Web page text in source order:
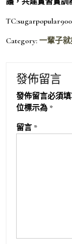
TC:sugarpopular900
Category: 一輩子
發佈留言
發佈留言必須
位標示為 *
留言 *